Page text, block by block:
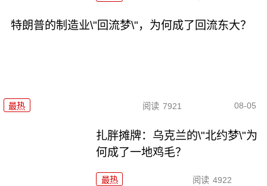
特朗普的制造业\"回流梦\"，为何成了回流东大？
最热 阅读 7921 08-05
扎胖摊牌：乌克兰的\"北约梦\"为
何成了一地鸡毛？
最热 阅读 4922